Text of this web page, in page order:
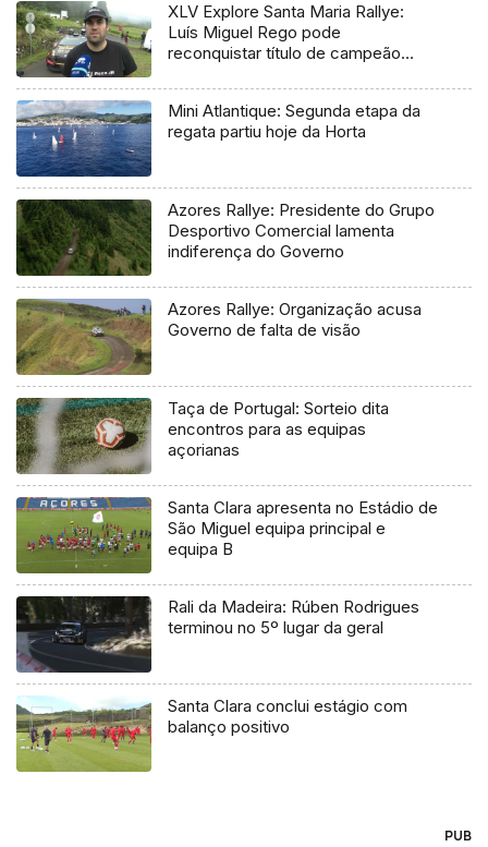
XLV Explore Santa Maria Rallye:
Luís Miguel Rego pode
reconquistar título de campeão
Mini Atlantique: Segunda etapa da
regata partiu hoje da Horta
Azores Rallye: Presidente do Grupo
Desportivo Comercial lamenta
indiferença do Governo
Azores Rallye: Organização acusa
Governo de falta de visão
Taça de Portugal: Sorteio dita
encontros para as equipas
açorianas
Santa Clara apresenta no Estádio de
São Miguel equipa principal e
equipa B
Rali da Madeira: Rúben Rodrigues
terminou no 5º lugar da geral
Santa Clara conclui estágio com
balanço positivo
PUB